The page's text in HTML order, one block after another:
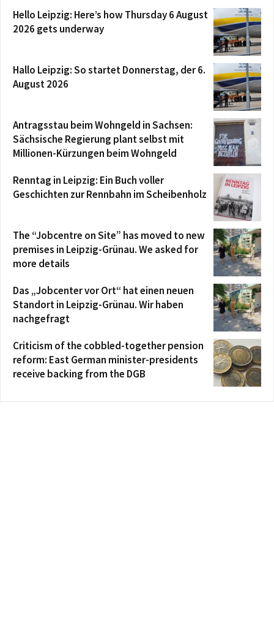
Hello Leipzig: Here’s how Thursday 6 August
2026 gets underway
Hallo Leipzig: So startet Donnerstag, der 6.
August 2026
Antragsstau beim Wohngeld in Sachsen:
Sächsische Regierung plant selbst mit
Millionen-Kürzungen beim Wohngeld
Renntag in Leipzig: Ein Buch voller
Geschichten zur Rennbahn im Scheibenholz
The “Jobcentre on Site” has moved to new
premises in Leipzig-Grünau. We asked for
more details
Das „Jobcenter vor Ort“ hat einen neuen
Standort in Leipzig-Grünau. Wir haben
nachgefragt
Criticism of the cobbled-together pension
reform: East German minister-presidents
receive backing from the DGB